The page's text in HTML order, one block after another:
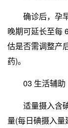
确诊后，孕早
晚期可延长至每
估是否需调整产
药)。
03 生活辅助
适量摄入含碘
量(每日碘摄入